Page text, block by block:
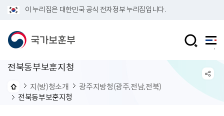
이 누리집은 대한민국 공식 전자정부 누리집입니다.
전북동부보훈지청
지(방)청소개
광주지방청(광주,전남,전북)
전북동부보훈지청